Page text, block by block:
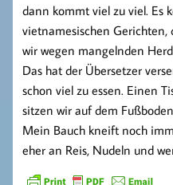
dann kommt viel zu viel. Es
vietnamesischen Gerichten,
wir wegen mangelnden
Das hat der Übersetzer
schon viel zu essen. Einen
sitzen wir auf dem
Mein Bauch kneift noch
eher an Reis, Nudeln und